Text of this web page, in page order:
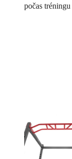
počas tréningu